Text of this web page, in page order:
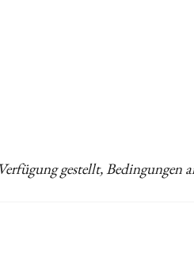
gestellt, Bedingungen